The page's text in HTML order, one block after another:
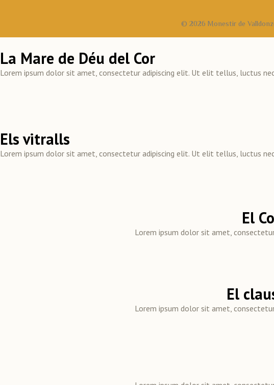
© 2026 Monestir de
La Mare de Déu del Cor
Lorem ipsum dolor sit amet, consectetur adipiscing elit. Ut elit tellus, luctus
Els vitralls
Lorem ipsum dolor sit amet, consectetur adipiscing elit. Ut elit tellus, luctus
El
Lorem ipsum dolor sit amet,
El
Lorem ipsum dolor sit amet,